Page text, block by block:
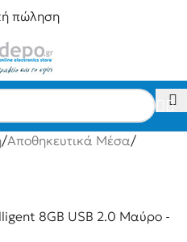
πώληση
/Αποθηκευτικά Μέσα/